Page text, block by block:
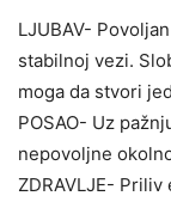
LJUBAV-
stabilnoj vezi.
moga da stvori
POSAO- Uz
nepovoljne
ZDRAVLJE-